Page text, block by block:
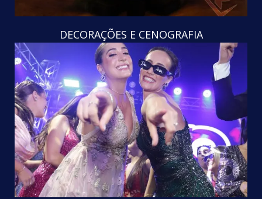
DECORAÇÕES E CENOGRAFIA